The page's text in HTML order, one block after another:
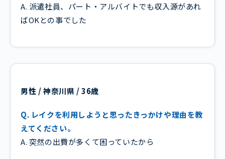
A. 派遣社員、パート・アルバイトでも収入源があれ
ばOKとの事でした
男性 / 神奈川県 / 36歳
Q. レイクを利用しようと思ったきっかけや理由を教
えてください。
A. 突然の出費が多くて困っていたから